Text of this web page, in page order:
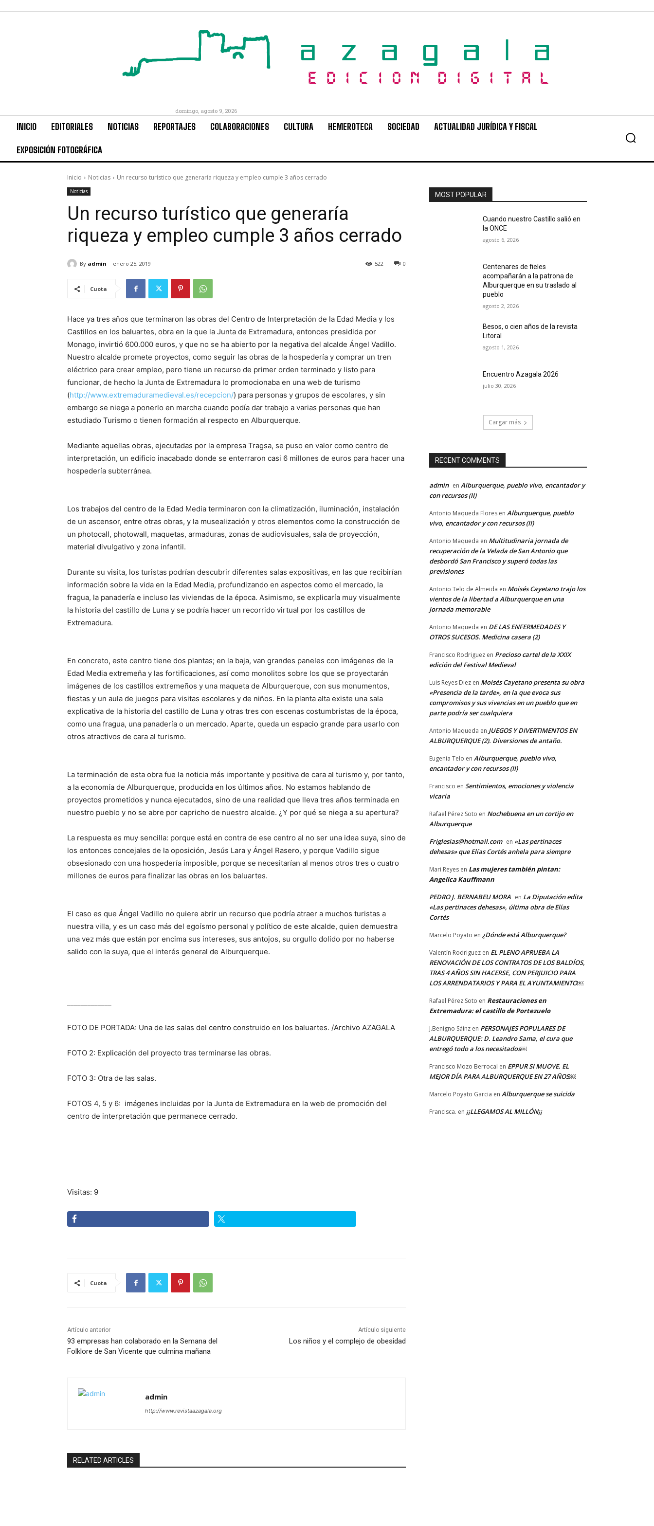
domingo, agosto 9, 2026
INICIO EDITORIALES NOTICIAS REPORTAJES COLABORACIONES CULTURA HEMEROTECA SOCIEDAD ACTUALIDAD JURÍDICA Y FISCAL
EXPOSICIÓN FOTOGRÁFICA
Inicio Noticias Un recurso turístico que generaría riqueza y empleo cumple 3 años cerrado
Noticias
Un recurso turístico que generaría
riqueza y empleo cumple 3 años cerrado
By admin enero 25, 2019 0
522
Cuota
Hace ya tres años que terminaron las obras del Centro de Interpretación de la Edad Media y los
Castillos en los baluartes, obra en la que la Junta de Extremadura, entonces presidida por
Monago, invirtió 600.000 euros, y que no se ha abierto por la negativa del alcalde Ángel Vadillo.
Nuestro alcalde promete proyectos, como seguir las obras de la hospedería y comprar un tren
eléctrico para crear empleo, pero tiene un recurso de primer orden terminado y listo para
funcionar, de hecho la Junta de Extremadura lo promocionaba en una web de turismo
(http://www.extremaduramedieval.es/recepcion/) para personas y grupos de escolares, y sin
embargo se niega a ponerlo en marcha cuando podía dar trabajo a varias personas que han
estudiado Turismo o tienen formación al respecto en Alburquerque.
Mediante aquellas obras, ejecutadas por la empresa Tragsa, se puso en valor como centro de
interpretación, un edificio inacabado donde se enterraron casi 6 millones de euros para hacer una
hospedería subterránea.
Los trabajos del centro de la Edad Media terminaron con la climatización, iluminación, instalación
de un ascensor, entre otras obras, y la musealización y otros elementos como la construcción de
un photocall, photowall, maquetas, armaduras, zonas de audiovisuales, sala de proyección,
material divulgativo y zona infantil.
Durante su visita, los turistas podrían descubrir diferentes salas expositivas, en las que recibirían
información sobre la vida en la Edad Media, profundizando en aspectos como el mercado, la
fragua, la panadería e incluso las viviendas de la época. Asimismo, se explicaría muy visualmente
la historia del castillo de Luna y se podría hacer un recorrido virtual por los castillos de
Extremadura.
En concreto, este centro tiene dos plantas; en la baja, van grandes paneles con imágenes de la
Edad Media extremeña y las fortificaciones, así como monolitos sobre los que se proyectarán
imágenes de los castillos extremeños y una maqueta de Alburquerque, con sus monumentos,
fiestas y un aula de juegos para visitas escolares y de niños. En la planta alta existe una sala
explicativa de la historia del castillo de Luna y otras tres con escenas costumbristas de la época,
como una fragua, una panadería o un mercado. Aparte, queda un espacio grande para usarlo con
otros atractivos de cara al turismo.
La terminación de esta obra fue la noticia más importante y positiva de cara al turismo y, por tanto,
a la economía de Alburquerque, producida en los últimos años. No estamos hablando de
proyectos prometidos y nunca ejecutados, sino de una realidad que lleva tres años terminada en
nuestro pueblo y no se abre por capricho de nuestro alcalde. ¿Y por qué se niega a su apertura?
La respuesta es muy sencilla: porque está en contra de ese centro al no ser una idea suya, sino de
los entonces concejales de la oposición, Jesús Lara y Ángel Rasero, y porque Vadillo sigue
obsesionado con una hospedería imposible, porque se necesitarían al menos otros tres o cuatro
millones de euros para finalizar las obras en los baluartes.
El caso es que Ángel Vadillo no quiere abrir un recurso que podría atraer a muchos turistas a
nuestra villa, y es un caso más del egoísmo personal y político de este alcalde, quien demuestra
una vez más que están por encima sus intereses, sus antojos, su orgullo dolido por no haberse
salido con la suya, que el interés general de Alburquerque.
FOTO DE PORTADA: Una de las salas del centro construido en los baluartes. /Archivo AZAGALA
FOTO 2: Explicación del proyecto tras terminarse las obras.
FOTO 3: Otra de las salas.
FOTOS 4, 5 y 6: imágenes incluidas por la Junta de Extremadura en la web de promoción del
centro de interpretación que permanece cerrado.
Visitas: 9
Cuota
Artículo anterior
93 empresas han colaborado en la Semana del
Folklore de San Vicente que culmina mañana
Artículo siguiente
Los niños y el complejo de obesidad
admin
http://www.revistaazagala.org
RELATED ARTICLES
MOST POPULAR
Cuando nuestro Castillo salió en
la ONCE
agosto 6, 2026
Centenares de fieles
acompañarán a la patrona de
Alburquerque en su traslado al
pueblo
agosto 2, 2026
Besos, o cien años de la revista
Litoral
agosto 1, 2026
Encuentro Azagala 2026
julio 30, 2026
Cargar más
RECENT COMMENTS
admin en Alburquerque, pueblo vivo, encantador y
con recursos (II)
Antonio Maqueda Flores en Alburquerque, pueblo
vivo, encantador y con recursos (II)
Antonio Maqueda en Multitudinaria jornada de
recuperación de la Velada de San Antonio que
desbordó San Francisco y superó todas las
previsiones
Antonio Telo de Almeida en Moisés Cayetano trajo los
vientos de la libertad a Alburquerque en una
jornada memorable
Antonio Maqueda en DE LAS ENFERMEDADES Y
OTROS SUCESOS. Medicina casera (2)
Francisco Rodriguez en Precioso cartel de la XXIX
edición del Festival Medieval
Luis Reyes Diez en Moisés Cayetano presenta su obra
«Presencia de la tarde», en la que evoca sus
compromisos y sus vivencias en un pueblo que en
parte podría ser cualquiera
Antonio Maqueda en JUEGOS Y DIVERTIMENTOS EN
ALBURQUERQUE (2). Diversiones de antaño.
Eugenia Telo en Alburquerque, pueblo vivo,
encantador y con recursos (II)
Francisco en Sentimientos, emociones y violencia
vicaria
Rafael Pérez Soto en Nochebuena en un cortijo en
Alburquerque
Friglesias@hotmail.com en «Las pertinaces
dehesas» que Elías Cortés anhela para siempre
Mari Reyes en Las mujeres también pintan:
Angelica Kauffmann
PEDRO J. BERNABEU MORA en La Diputación edita
«Las pertinaces dehesas», última obra de Elías
Cortés
Marcelo Poyato en ¿Dónde está Alburquerque?
Valentín Rodriguez en EL PLENO APRUEBA LA
RENOVACIÓN DE LOS CONTRATOS DE LOS BALDÍOS,
TRAS 4 AÑOS SIN HACERSE, CON PERJUICIO PARA
LOS ARRENDATARIOS Y PARA EL AYUNTAMIENTO￼
Rafael Pérez Soto en Restauraciones en
Extremadura: el castillo de Portezuelo
J.Benigno Sáinz en PERSONAJES POPULARES DE
ALBURQUERQUE: D. Leandro Sama, el cura que
entregó todo a los necesitados￼
Francisco Mozo Berrocal en EPPUR SI MUOVE. EL
MEJOR DÍA PARA ALBURQUERQUE EN 27 AÑOS￼
Marcelo Poyato Garcia en Alburquerque se suicida
Francisca. en ¡¡LLEGAMOS AL MILLÓN¡¡